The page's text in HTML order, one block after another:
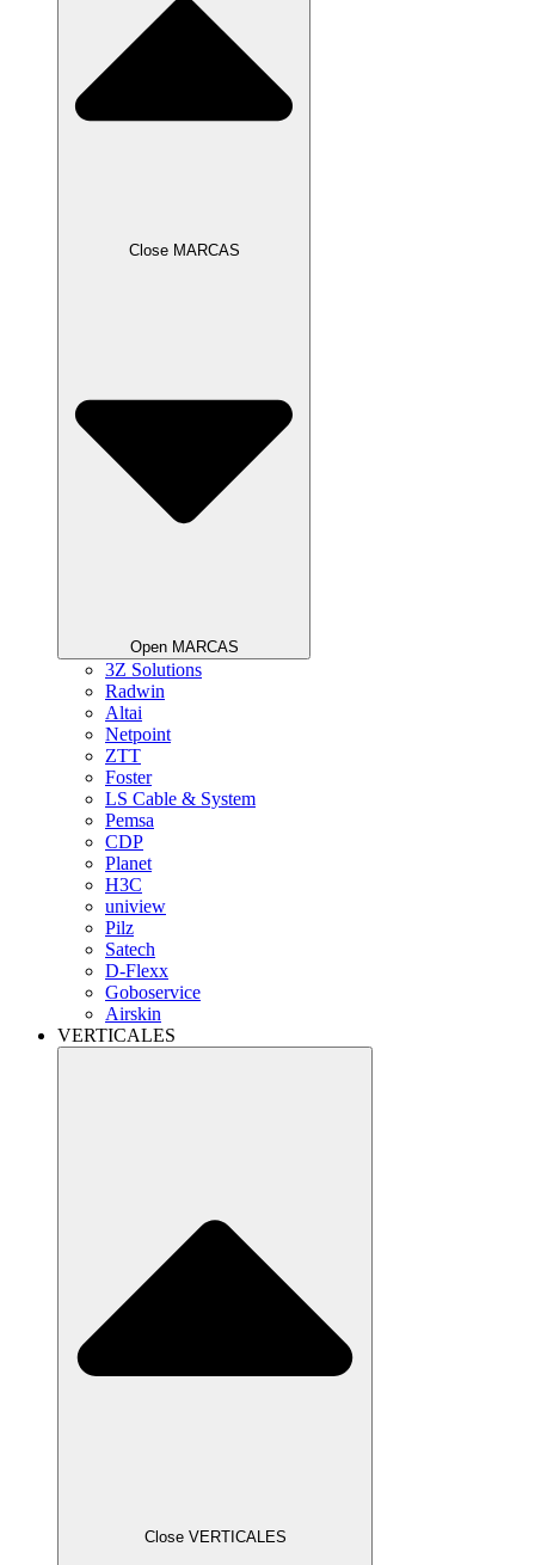
Close MARCAS
Open MARCAS
3Z Solutions
Radwin
Altai
Netpoint
ZTT
Foster
LS Cable & System
Pemsa
CDP
Planet
H3C
uniview
Pilz
Satech
D-Flexx
Goboservice
Airskin
VERTICALES
Close VERTICALES